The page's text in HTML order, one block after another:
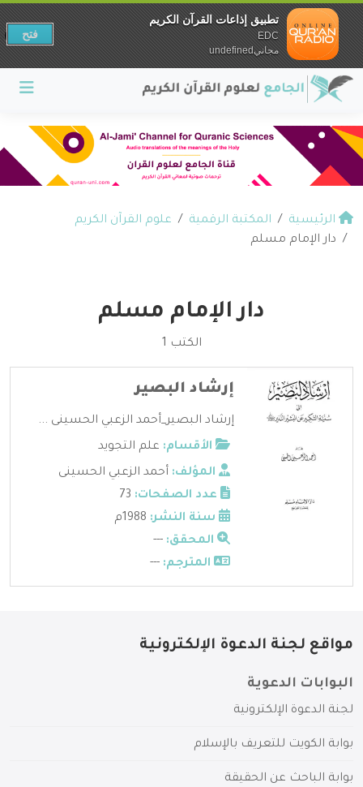
الرئيسية المكتبة الرقمية
علوم القرآن الكريم
دار الإمام مسلم
دار الإمام مسلم
الكتب 1
إرشاد البصير
إرشاد البصير_أحمد الزعبي الحسينى ...
الأقسام: علم التجويد
المؤلف: أحمد الزعبي الحسينى
عدد الصفحات:
سنة النشر:
المحقق: ---
المترجم: ---
مواقع لجنة الدعوة الإلكترونية
البوابات الدعوية
لجنة الدعوة الإلكترونية
بوابة الكويت للتعريف بالإسلام
بوابة الباحث عن الحقيقة
تطبيق إذاعات القرآن الكريم
EDC
مجانيundefined
فتح